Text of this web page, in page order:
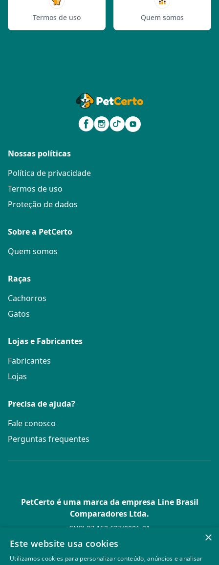
Termos de uso Quem somos
Nossas políticas
Política de privacidade
Termos de uso
Proteção de dados
Sobre a PetCerto
Quem somos
Raças
Cachorros
Gatos
Lojas e Fabricantes
Fabricantes
Lojas
Precisa de ajuda?
Fale conosco
Perguntas frequentes
PetCerto é uma marca da empresa Line Brasil
Comparadores Ltda.
CNPJ 07.153.627/0001-21
Av. Paulista, 1.636 Conj. 4 Pavilhão 15 - Bela Vista - São Paulo -
SP
×
Este website usa cookies
Utilizamos cookies para personalizar conteúdo, anúncios e analisar